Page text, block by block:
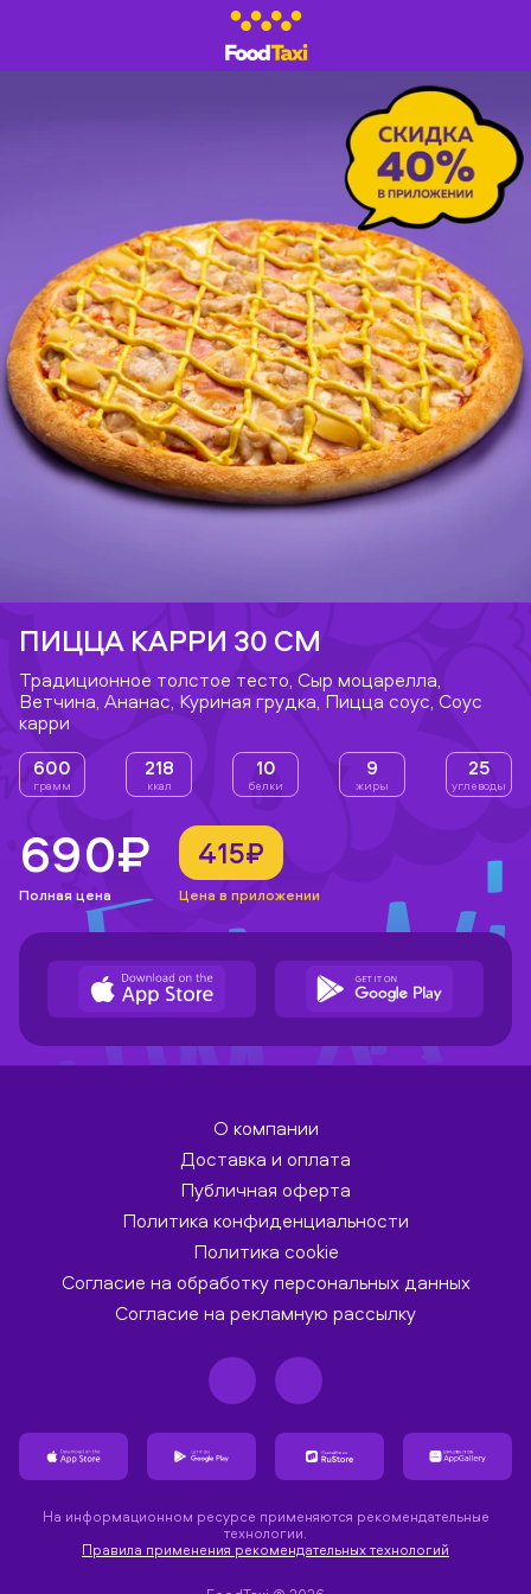
ПИЦЦА КАРРИ 30 СМ
Традиционное толстое тесто, Сыр моцарелла,
Ветчина, Ананас, Куриная грудка, Пицца соус, Соус
карри
600
грамм
218
ккал
10
белки
9
жиры
25
углеводы
690₽
Полная цена
415₽
Цена в приложении
О компании
Доставка и оплата
Публичная оферта
Политика конфиденциальности
Политика cookie
Согласие на обработку персональных данных
Согласие на рекламную рассылку
На информационном ресурсе применяются рекомендательные
технологии.
Правила применения рекомендательных технологий